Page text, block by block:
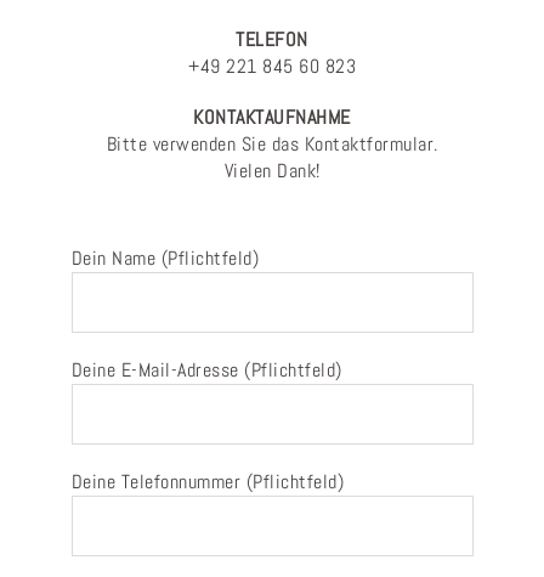
TELEFON
+49 221 845 60 823
KONTAKTAUFNAHME
Bitte verwenden Sie das Kontaktformular.
Vielen Dank!
Dein Name (Pflichtfeld)
Deine E-Mail-Adresse (Pflichtfeld)
Deine Telefonnummer (Pflichtfeld)